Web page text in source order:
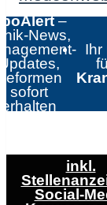
–
News,
sofort
erhalten
Ihr
inkl.
Social-